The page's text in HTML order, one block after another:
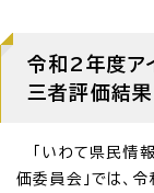
令和2年度ア
三者評価結果
「いわて県民情報
価委員会」では、